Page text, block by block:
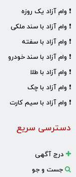
❗ وام آزاد یک روزه
❗ وام آزاد با سند ملکی
❗ وام آزاد با سفته
❗ وام آزاد با سند خودرو
❗ وام آزاد با طلا
❗ وام آزاد با چک
❗ وام آزاد با سیم کارت
دسترسی سریع
درج آگهی
جست و جو